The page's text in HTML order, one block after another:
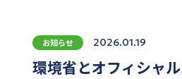
お知らせ 2026.01.19
環境省とオフィシャ